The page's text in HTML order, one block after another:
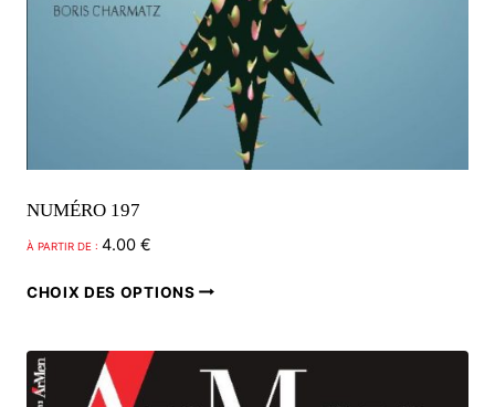
NUMÉRO 197
À PARTIR DE : 4.00 €
CHOIX DES OPTIONS
a
plusieurs